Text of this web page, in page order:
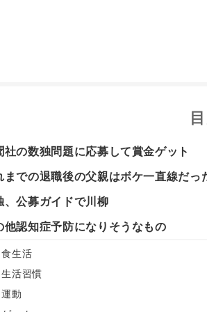
社の数独問題に応募して賞金ゲット
までの退職後の父親はボケ一直線だっ
、公募ガイドで川柳
他認知症予防になりそうなもの
食生活
生活習慣
運動